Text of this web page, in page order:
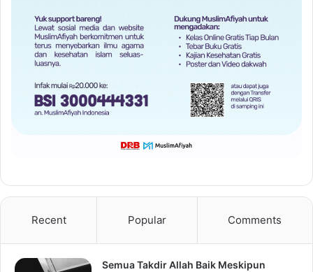
Recent Popular Comments
Semua Takdir Allah Baik Meskipun